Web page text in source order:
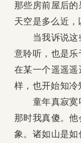
那些房前屋后
天空是多么近，
当我诉说这些
意聆听，也是乐
在某一个遥遥
样，也开始知冷
童年真寂寞呀
那时我真傻。
象。诸如山是